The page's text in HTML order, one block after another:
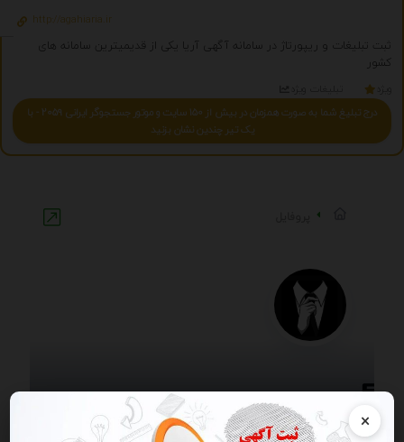
×
http://agahiaria.ir
ثبت تبلیغات و ریپورتاژ در سامانه آگهی آریا یکی از قدیمیترین سامانه های
کشور
درج تبلیغ شما به صورت همزمان در بیش از 150 سایت و موتور جستجوگر ایرانی 2059 - با
یک تیر چندین نشان بزنید